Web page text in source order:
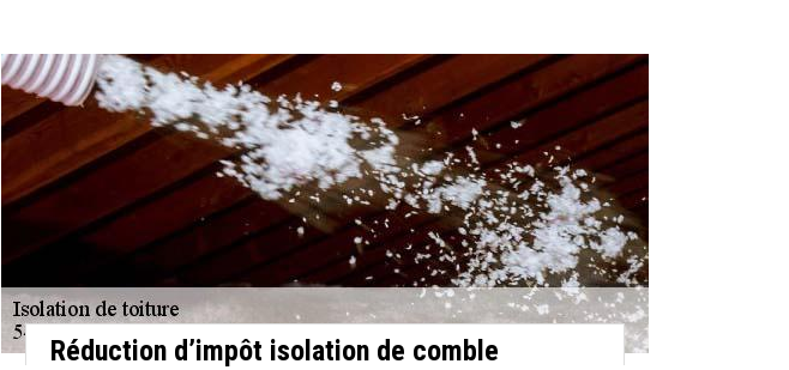
Réduction d’impôt isolation de comble